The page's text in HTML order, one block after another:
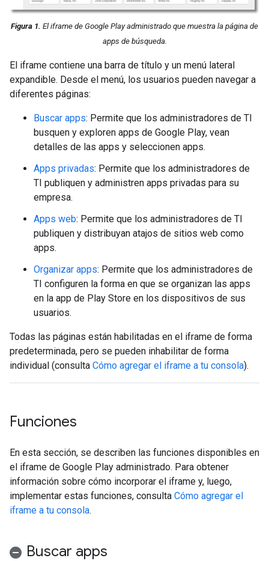
Figura 1. El iframe de Google Play administrado que muestra la página de
apps de búsqueda.
El iframe contiene una barra de título y un menú lateral
expandible. Desde el menú, los usuarios pueden navegar a
diferentes páginas:
Buscar apps: Permite que los administradores de TI
busquen y exploren apps de Google Play, vean
detalles de las apps y seleccionen apps.
Apps privadas: Permite que los administradores de
TI publiquen y administren apps privadas para su
empresa.
Apps web: Permite que los administradores de TI
publiquen y distribuyan atajos de sitios web como
apps.
Organizar apps: Permite que los administradores de
TI configuren la forma en que se organizan las apps
en la app de Play Store en los dispositivos de sus
usuarios.
Todas las páginas están habilitadas en el iframe de forma
predeterminada, pero se pueden inhabilitar de forma
individual (consulta Cómo agregar el iframe a tu consola).
Funciones
En esta sección, se describen las funciones disponibles en
el iframe de Google Play administrado. Para obtener
información sobre cómo incorporar el iframe y, luego,
implementar estas funciones, consulta Cómo agregar el
iframe a tu consola.
Buscar apps